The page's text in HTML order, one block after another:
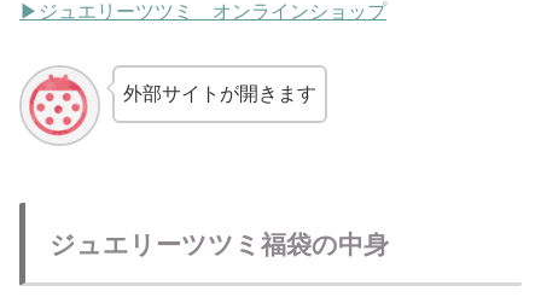
▶︎ジュエリーツツミ オンラインショップ
外部サイトが開きます
ジュエリーツツミ福袋の中身